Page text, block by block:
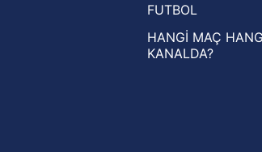
UEFA Konferans
FUTBOL
HANGİ MAÇ
KANALDA?